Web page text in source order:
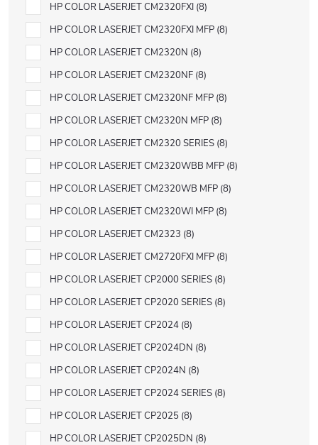
HP COLOR LASERJET CM2320FXI 8
HP COLOR LASERJET CM2320FXI MFP 8
HP COLOR LASERJET CM2320N 8
HP COLOR LASERJET CM2320NF 8
HP COLOR LASERJET CM2320NF MFP 8
HP COLOR LASERJET CM2320N MFP 8
HP COLOR LASERJET CM2320 SERIES 8
HP COLOR LASERJET CM2320WBB MFP 8
HP COLOR LASERJET CM2320WB MFP 8
HP COLOR LASERJET CM2320WI MFP 8
HP COLOR LASERJET CM2323 8
HP COLOR LASERJET CM2720FXI MFP 8
HP COLOR LASERJET CP2000 SERIES 8
HP COLOR LASERJET CP2020 SERIES 8
HP COLOR LASERJET CP2024 8
HP COLOR LASERJET CP2024DN 8
HP COLOR LASERJET CP2024N 8
HP COLOR LASERJET CP2024 SERIES 8
HP COLOR LASERJET CP2025 8
HP COLOR LASERJET CP2025DN 8